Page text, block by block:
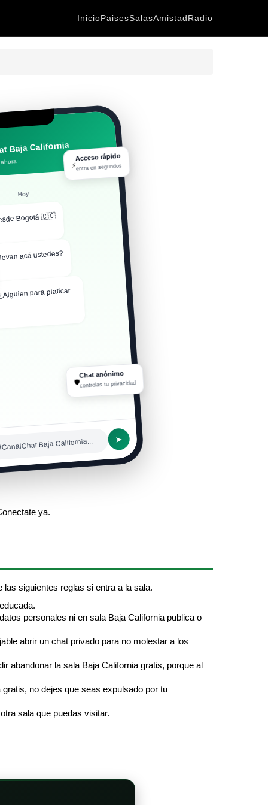
InicioPaisesSalasAmistadRadio
Baja California
Hoy
Bogotá 🇨🇴
acá ustedes?
para platicar
Baja California... ➤
⚡
Acceso rápido
entra en segundos
🛡
Chat anónimo
controlas tu privacidad
ya.
siguientes reglas si entra a la sala.
personales ni en sala Baja California publica o
abrir un chat privado para no molestar a los
abandonar la sala Baja California gratis, porque al
no dejes que seas expulsado por tu
sala que puedas visitar.